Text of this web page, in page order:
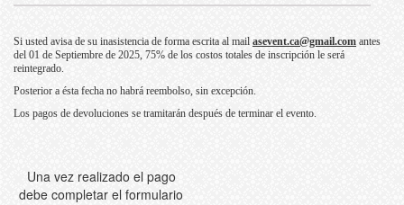
Si usted avisa de su inasistencia de forma escrita al mail asevent.ca@gmail.com antes
del 01 de Septiembre de 2025, 75% de los costos totales de inscripción le será
reintegrado.
Posterior a ésta fecha no habrá reembolso, sin excepción.
Los pagos de devoluciones se tramitarán después de terminar el evento.
Una vez realizado el pago
debe completar el formulario